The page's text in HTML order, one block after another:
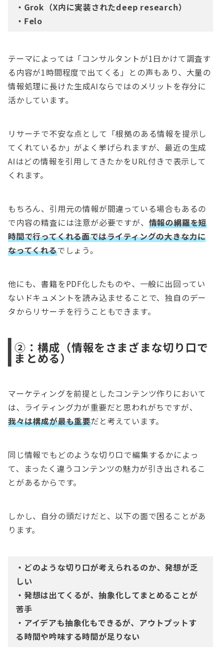
・Grok（X内に実装されたdeep research）
・Felo
テーマによっては「コンサルタントが1日かけて調査す
る内容が1時間程度で出てくる」との声もあり、大量の
情報処理に長けた生成AIならではのメリットを存分に
活かしています。
リサーチで不安な点として「根拠のある情報を提示し
てくれているか」がよく挙げられますが、最近の生成
AIはどの情報を引用してきたかをURL付きで表示して
くれます。
もちろん、引用元の情報が間違っている場合もあるの
で内容の精査には注意が必要ですが、 情報の網羅を短
時間で行ってくれる面ではライティングの大きな力に
なってくれるでしょう。
他にも、書籍をPDF化したものや、一般に出回ってい
ないドキュメントを読み込ませることで、独自のデー
タからリサーチを行うこともできます。
②：構成（情報をさまざまな切り口で
まとめる）
マーケティングを前提としたコンテンツ作りにおいて
は、ライティング力が重要だと思われがちですが、
我々は構成が最も重要だと考えています。
同じ情報でもどのような切り口で編集するかによっ
て、まったく違うコンテンツの魅力が引き出されるこ
とがあるからです。
しかし、自分の頭だけだと、以下の面で困ることがあ
ります。
・どのような切り口が考えられるのか、発想が乏
しい
・発想は出てくるが、抽象化してまとめることが
苦手
・アイデアも抽象化もできるが、アウトプットす
る時間や吟味する時間が足りない